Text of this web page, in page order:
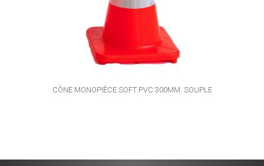
CÔNE MONOPIÈCE SOFT PVC 300MM. SOUPLE